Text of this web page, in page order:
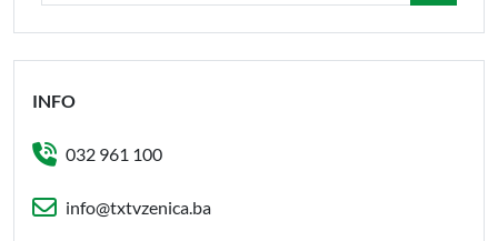
INFO
032 961 100
info@txtvzenica.ba